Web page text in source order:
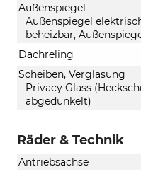
Außenspiegel
Außenspiegel
beheizbar,
Dachreling
Scheiben, Verglasung
Privacy Glass
abgedunkelt)
Räder & Technik
Antriebsachse